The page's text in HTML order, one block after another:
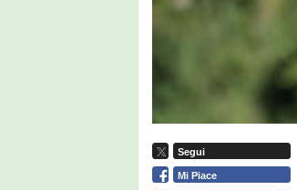
Segui
Mi Piace